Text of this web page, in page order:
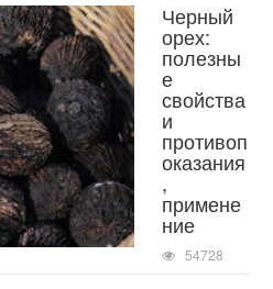
Черный
орех:
полезны
е
свойства
и
противоп
оказания
,
примене
ние
54728